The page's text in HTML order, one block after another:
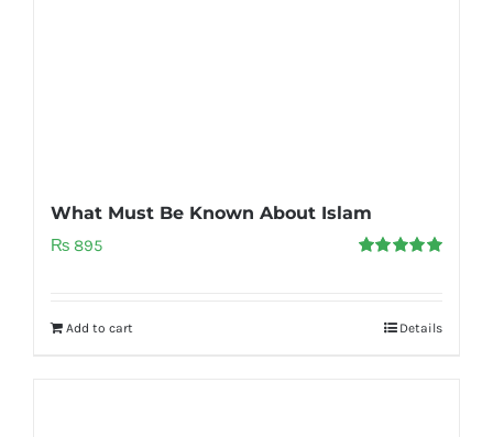
What Must Be Known About Islam
₨ 895
Add to cart Details